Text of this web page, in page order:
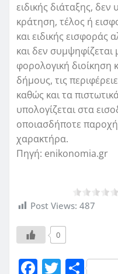
ειδικής διάταξης, δεν
κράτηση, τέλος ή
και ειδικής εισφοράς
και δεν
φορολογική διοίκηση
δήμους, τις
καθώς και τα
υπολογίζεται στα
οποιασδήποτε
χαρακτήρα.
Πηγή: enikonomia.gr
Post Views: 487
0
F T Μ